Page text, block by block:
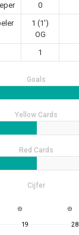
0
1 (1')
OG
1
Goals
Yellow Cards
Red Cards
Cijfer
19 28